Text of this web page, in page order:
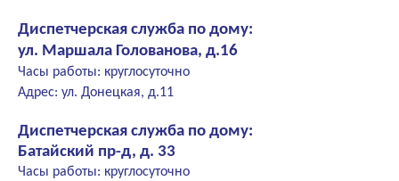
Диспетчерская служба по дому:
ул. Маршала Голованова, д.16
Часы работы: круглосуточно
Адрес: ул. Донецкая, д.11
Диспетчерская служба по дому:
Батайский пр-д, д. 33
Часы работы: круглосуточно